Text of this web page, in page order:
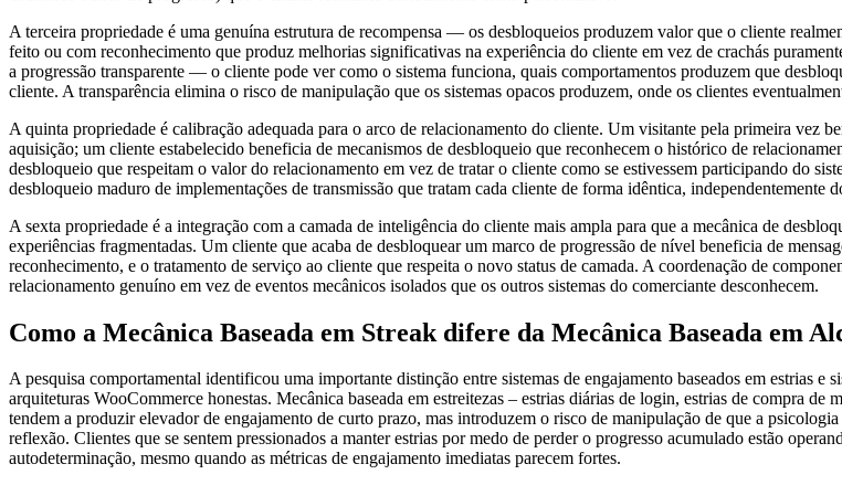
A terceira propriedade é uma genuína estrutura de recompensa — os desbloqueios produzem valor que o cliente
feito ou com reconhecimento que produz melhorias significativas na experiência do cliente em vez de crachás
a progressão transparente — o cliente pode ver como o sistema funciona, quais comportamentos produzem que
cliente. A transparência elimina o risco de manipulação que os sistemas opacos produzem, onde os clientes
A quinta propriedade é calibração adequada para o arco de relacionamento do cliente. Um visitante pela primeira vez
aquisição; um cliente estabelecido beneficia de mecanismos de desbloqueio que reconhecem o histórico de
desbloqueio que respeitam o valor do relacionamento em vez de tratar o cliente como se estivessem participando do
desbloqueio maduro de implementações de transmissão que tratam cada cliente de forma idêntica, independentemente
A sexta propriedade é a integração com a camada de inteligência do cliente mais ampla para que a mecânica de
experiências fragmentadas. Um cliente que acaba de desbloquear um marco de progressão de nível beneficia de
reconhecimento, e o tratamento de serviço ao cliente que respeita o novo status de camada. A coordenação de
relacionamento genuíno em vez de eventos mecânicos isolados que os outros sistemas do comerciante desconhecem.
Como a Mecânica Baseada em Streak difere da Mecânica Baseada em
A pesquisa comportamental identificou uma importante distinção entre sistemas de engajamento baseados em estrias e
arquiteturas WooCommerce honestas. Mecânica baseada em estreitezas – estrias diárias de login, estrias de compra
tendem a produzir elevador de engajamento de curto prazo, mas introduzem o risco de manipulação de que a
reflexão. Clientes que se sentem pressionados a manter estrias por medo de perder o progresso acumulado estão
autodeterminação, mesmo quando as métricas de engajamento imediatas parecem fortes.